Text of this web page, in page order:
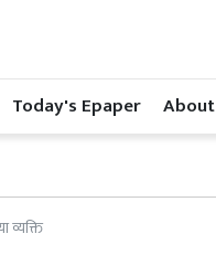
Today's Epaper About